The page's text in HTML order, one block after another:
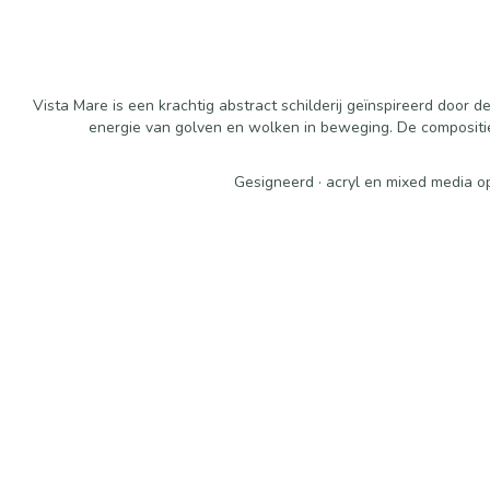
Vista Mare is een krachtig abstract schilderij geïnspireerd door
energie van golven en wolken in beweging. De
Gesigneerd · acryl en mixed media